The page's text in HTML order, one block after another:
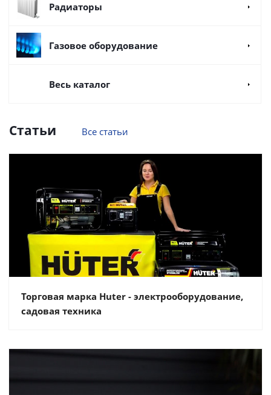
Радиаторы
Газовое оборудование
Весь каталог
Статьи Все статьи
Торговая марка Huter - электрооборудование,
садовая техника